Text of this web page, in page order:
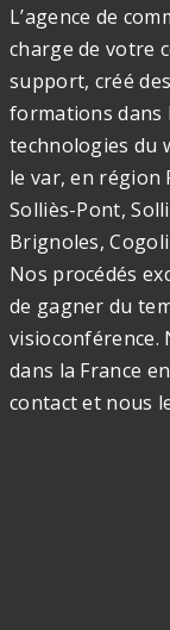
L’agence de
charge de votre
support, créé
formations dans
technologies du
le var, en région
Solliès-Pont,
Brignoles,
Nos procédés
de gagner du
visioconférence.
dans la France
contact et nous